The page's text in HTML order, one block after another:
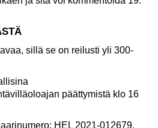
sillä se on reilusti yli 300-
päättymistä klo 16
HEL 2021-012679.